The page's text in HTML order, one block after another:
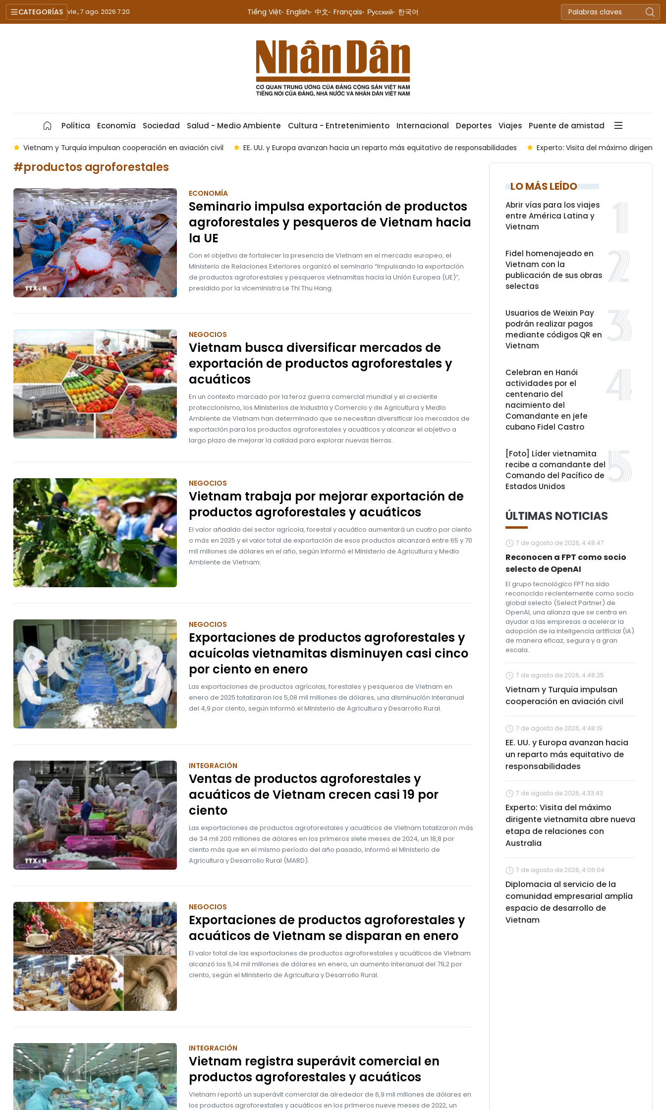
CATEGORÍAS vie., 7 ago. 2026 7:20 Tiếng Việt English 中文 Français Русский 한국어
Política Economía Sociedad Salud - Medio Ambiente Cultura - Entretenimiento Internacional Deportes Viajes Puente de amistad
en aviación civil EE. UU. y Europa avanzan hacia un reparto más equitativo de responsabilidades Experto: Visita del máximo dirigente vietnamita abre nueva etapa de relaciones
#productos agroforestales
ECONOMÍA
Seminario impulsa exportación de productos
agroforestales y pesqueros de Vietnam hacia
la UE
Con el objetivo de fortalecer la presencia de Vietnam en el mercado europeo, el
Ministerio de Relaciones Exteriores organizó el seminario “Impulsando la exportación
de productos agroforestales y pesqueros vietnamitas hacia la Unión Europea (UE)”,
presidido por la viceministra Le Thi Thu Hang.
NEGOCIOS
Vietnam busca diversificar mercados de
exportación de productos agroforestales y
acuáticos
En un contexto marcado por la feroz guerra comercial mundial y el creciente
proteccionismo, los Ministerios de Industria y Comercio y de Agricultura y Medio
Ambiente de Vietnam han determinado que se necesitan diversificar los mercados de
exportación para los productos agroforestales y acuáticos y alcanzar el objetivo a
largo plazo de mejorar la calidad para explorar nuevas tierras.
NEGOCIOS
Vietnam trabaja por mejorar exportación de
productos agroforestales y acuáticos
El valor añadido del sector agrícola, forestal y acuático aumentará un cuatro por ciento
o más en 2025 y el valor total de exportación de esos productos alcanzará entre 65 y 70
mil millones de dólares en el año, según informó el Ministerio de Agricultura y Medio
Ambiente de Vietnam.
NEGOCIOS
Exportaciones de productos agroforestales y
acuícolas vietnamitas disminuyen casi cinco
por ciento en enero
Las exportaciones de productos agrícolas, forestales y pesqueros de Vietnam en
enero de 2025 totalizaron los 5,08 mil millones de dólares, una disminución interanual
del 4,9 por ciento, según informó el Ministerio de Agricultura y Desarrollo Rural.
INTEGRACIÓN
Ventas de productos agroforestales y
acuáticos de Vietnam crecen casi 19 por
ciento
Las exportaciones de productos agroforestales y acuáticos de Vietnam totalizaron más
de 34 mil 200 millones de dólares en los primeros siete meses de 2024, un 18,8 por
ciento más que en el mismo período del año pasado, informó el Ministerio de
Agricultura y Desarrollo Rural (MARD).
NEGOCIOS
Exportaciones de productos agroforestales y
acuáticos de Vietnam se disparan en enero
El valor total de las exportaciones de productos agroforestales y acuáticos de Vietnam
alcanzó los 5,14 mil millones de dólares en enero, un aumento interanual del 79,2 por
ciento, según el Ministerio de Agricultura y Desarrollo Rural.
INTEGRACIÓN
Vietnam registra superávit comercial en
productos agroforestales y acuáticos
Vietnam reportó un superávit comercial de alrededor de 6,9 mil millones de dólares en
los productos agroforestales y acuáticos en los primeros nueve meses de 2022, un
LO MÁS LEÍDO
Abrir vías para los viajes
entre América Latina y
Vietnam
Fidel homenajeado en
Vietnam con la
publicación de sus obras
selectas
Usuarios de Weixin Pay
podrán realizar pagos
mediante códigos QR en
Vietnam
Celebran en Hanói
actividades por el
centenario del
nacimiento del
Comandante en jefe
cubano Fidel Castro
[Foto] Líder vietnamita
recibe a comandante del
Comando del Pacífico de
Estados Unidos
ÚLTIMAS NOTICIAS
7 de agosto de 2026, 4:48:47
Reconocen a FPT como socio
selecto de OpenAI
El grupo tecnológico FPT ha sido
reconocido recientemente como socio
global selecto (Select Partner) de
OpenAI, una alianza que se centra en
ayudar a las empresas a acelerar la
adopción de la inteligencia artificial (IA)
de manera eficaz, segura y a gran
escala.
7 de agosto de 2026, 4:48:35
Vietnam y Turquía impulsan
cooperación en aviación civil
7 de agosto de 2026, 4:48:19
EE. UU. y Europa avanzan hacia
un reparto más equitativo de
responsabilidades
7 de agosto de 2026, 4:33:43
Experto: Visita del máximo
dirigente vietnamita abre nueva
etapa de relaciones con
Australia
7 de agosto de 2026, 4:06:04
Diplomacia al servicio de la
comunidad empresarial amplía
espacio de desarrollo de
Vietnam